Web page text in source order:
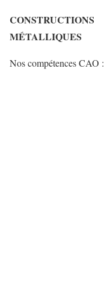
CONSTRUCTIONS
MÉTALLIQUES
Nos compétences CAO :